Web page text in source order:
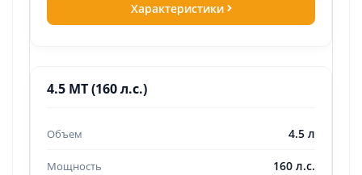
Характеристики
4.5 MT (160 л.с.)
4.5 л
160 л.с.